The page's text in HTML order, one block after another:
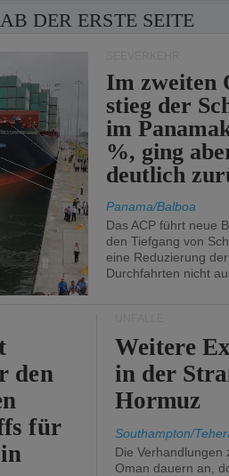
AB DER ERSTE SEITE
Im zweiten
stieg der
im
%, ging
deutlich
Panama/Balboa
Das ACP führt neue
den Tiefgang von
eine Reduzierung
Durchfahrten nicht
den
für
Weitere
in der
Hormuz
Southampton/
Die Verhandlungen
Oman dauern an,